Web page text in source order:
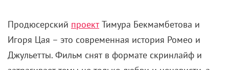
Продюсерский проектТимура Бекмамбетова и
Игоря Цая – это современная история Ромео и
Джульетты. Фильм снят в формате скринлайф и